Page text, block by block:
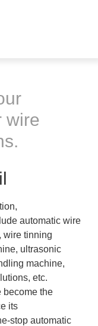
wire
automatic wire
wire tinning
ultrasonic
machine,
etc.
become the
its
stop automatic